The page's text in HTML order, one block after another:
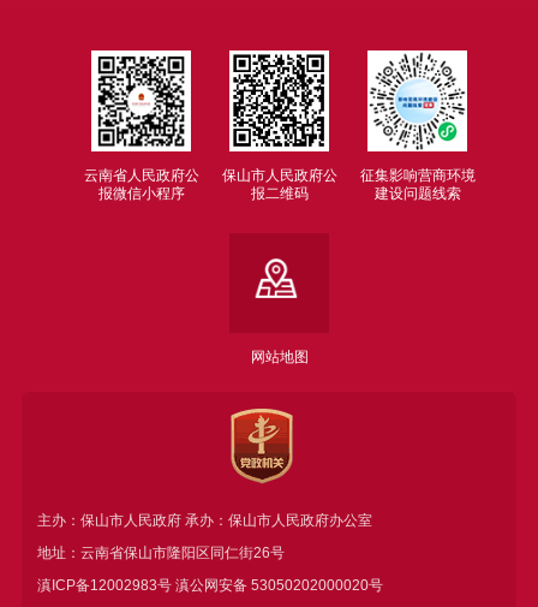
云南省人民政府公
报微信小程序
保山市人民政府公
报二维码
征集影响营商环境
建设问题线索
网站地图
主办：保山市人民政府 承办：保山市人民政府办公室
地址：云南省保山市隆阳区同仁街26号
滇ICP备12002983号滇公网安备 53050202000020号